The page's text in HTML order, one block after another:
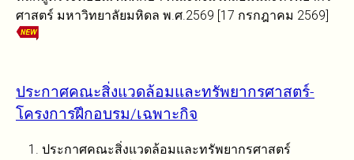
ศาสตร์ มหาวิทยาลัยมหิดล พ.ศ.2569 [17 กรกฎาคม 2569]
ประกาศคณะสิ่งแวดล้อมและทรัพยากรศาสตร์-
โครงการฝึกอบรม/เฉพาะกิจ
1. ประกาศคณะสิ่งแวดล้อมและทรัพยากรศาสตร์